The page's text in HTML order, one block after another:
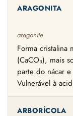
ARAGONITA
aragonite
Forma cristalina
(CaCO₃), mais
parte do nácar e
Vulnerável à
ARBORÍCOLA